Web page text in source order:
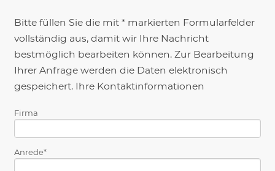
Bitte füllen Sie die mit * markierten Formularfelder
vollständig aus, damit wir Ihre Nachricht
bestmöglich bearbeiten können. Zur Bearbeitung
Ihrer Anfrage werden die Daten elektronisch
gespeichert. Ihre Kontaktinformationen
Firma
Anrede